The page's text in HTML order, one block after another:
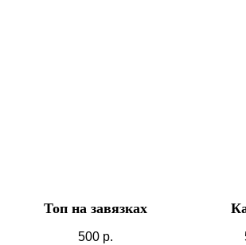
Топ на завязках
500 р.